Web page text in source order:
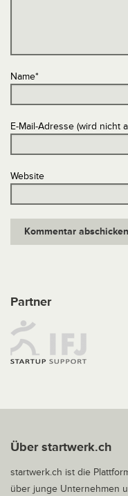
Name*
E-Mail-Adresse (wird nicht
Website
Partner
Über startwerk.ch
startwerk.ch ist die
über junge Unternehmen